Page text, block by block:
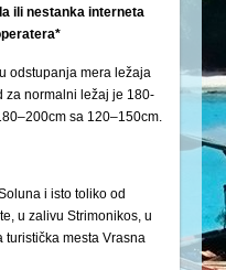
ili nestanka interneta
odstupanja mera ležaja
za normalni ležaj je 180-
sa 120–150cm.
i isto toliko od
u zalivu Strimonikos, u
mesta Vrasna